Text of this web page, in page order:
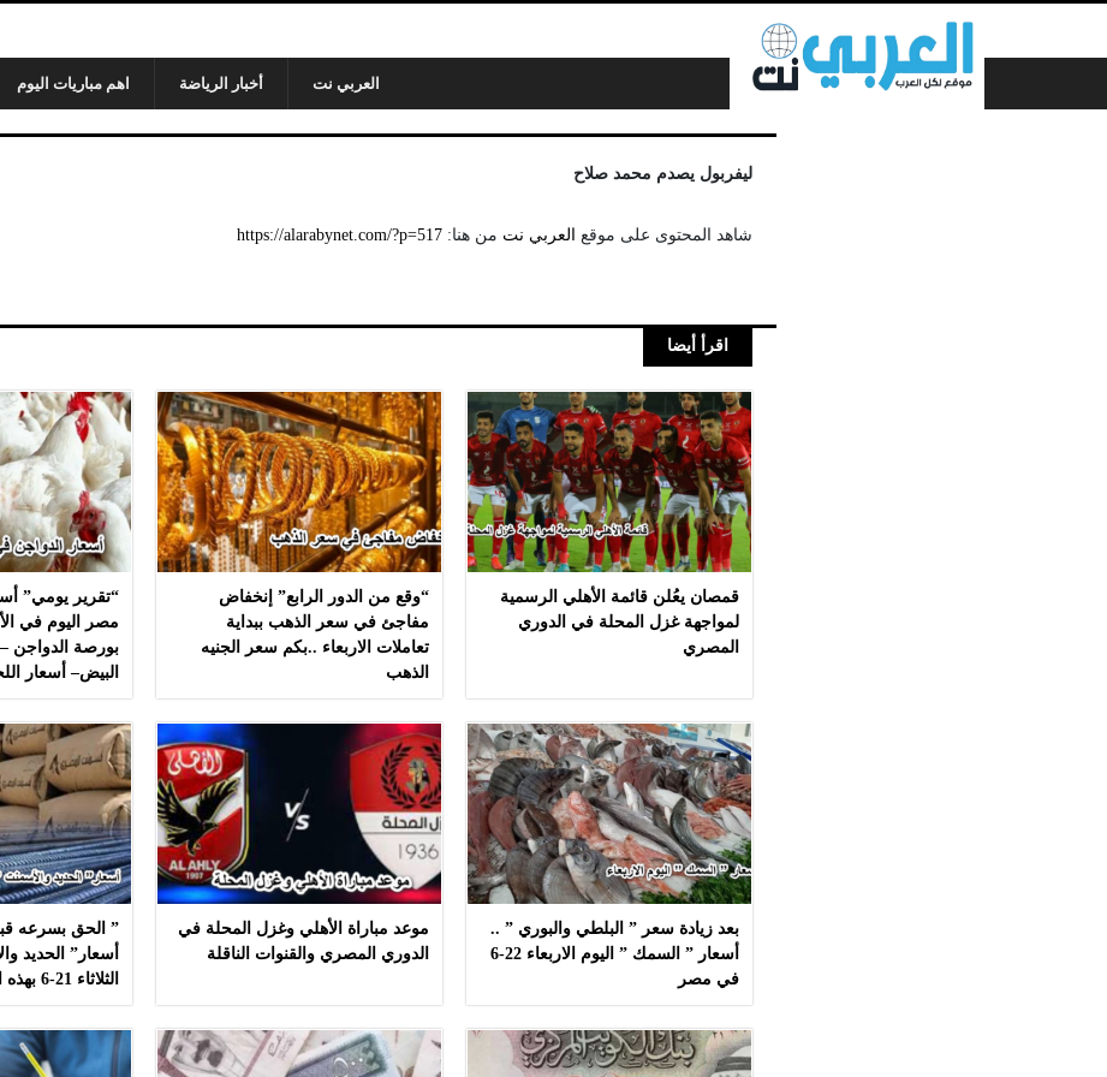
العربي نت أخبار الرياضة اهم مباريات اليوم
ليفربول يصدم محمد صلاح
شاهد المحتوى على موقع العربي نت من هنا: https://alarabynet.com/?p=517
اقرأ أيضا
قمصان يعُلن قائمة الأهلي الرسمية
لمواجهة غزل المحلة في الدوري
المصري
“وقع من الدور الرابع” إنخفاض
مفاجئ في سعر الذهب ببداية
تعاملات الاربعاء ..بكم سعر الجنيه
الذهب
“تقرير يومي”
مصر اليوم في
بورصة الدواجن
البيض– أسعار
بعد زيادة سعر ” البلطي والبوري ” ..
أسعار ” السمك ” اليوم الاربعاء 22-6
في مصر
موعد مباراة الأهلي وغزل المحلة في
الدوري المصري والقنوات الناقلة
” الحق بسرعه
أسعار” الحديد
الثلاثاء 21-6 بهذه المصانع بدون مشال